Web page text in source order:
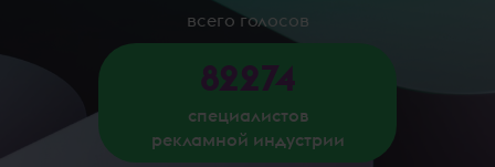
всего голосов
82274
специалистов
рекламной индустрии